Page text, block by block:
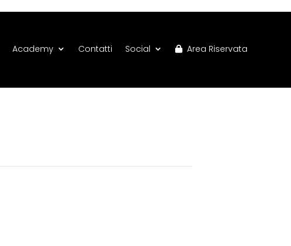
Academy Contatti Social Area Riservata